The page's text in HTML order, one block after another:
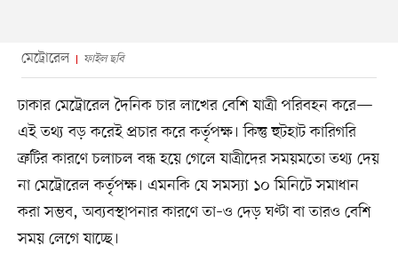
মেট্রোরেল ফাইল ছবি
ঢাকার মেট্রোরেল দৈনিক চার লাখের বেশি যাত্রী পরিবহন করে—
এই তথ্য বড় করেই প্রচার করে কর্তৃপক্ষ। কিন্তু হুটহাট কারিগরি
ত্রুটির কারণে চলাচল বন্ধ হয়ে গেলে যাত্রীদের সময়মতো তথ্য দেয়
না মেট্রোরেল কর্তৃপক্ষ। এমনকি যে সমস্যা ১০ মিনিটে সমাধান
করা সম্ভব, অব্যবস্থাপনার কারণে তা–ও দেড় ঘণ্টা বা তারও বেশি
সময় লেগে যাচ্ছে।